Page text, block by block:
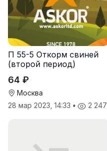
П 55-5 Откорм свиней
(второй период)
64 ₽
Москва
28 мар 2023, 14:33 • 2 247